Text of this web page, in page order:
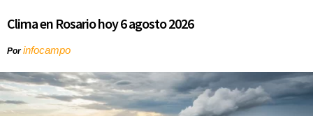
Clima en Rosario hoy 6 agosto 2026
Porinfocampo